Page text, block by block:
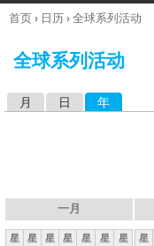
你
这
首页› 日历›全球系列活动
全球系列活动
月 日 年
一月
星 星 星 星 星 星
星
星